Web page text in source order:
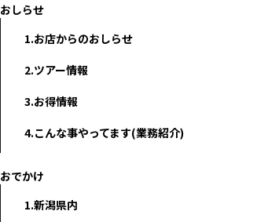
おしらせ
1.お店からのおしらせ
2.ツアー情報
3.お得情報
4.こんな事やってます(業務紹介)
おでかけ
1.新潟県内